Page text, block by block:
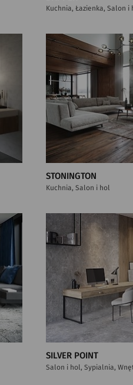
Kuchnia, Łazienka, Salon i
STONINGTON
Kuchnia, Salon i hol
SILVER POINT
Salon i hol, Sypialnia,